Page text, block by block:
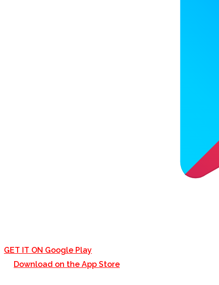
GET IT ON Google Play
Download on the App Store